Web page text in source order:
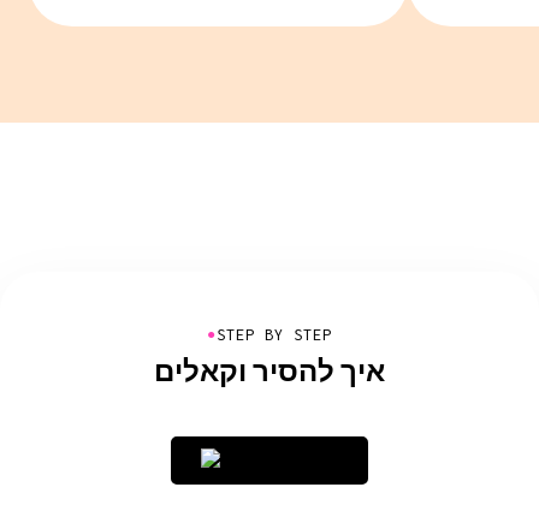
●STEP BY STEP
איך להסיר וקאלים